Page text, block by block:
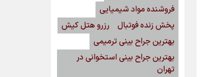
فروشنده مواد شیمیایی
پخش زنده فوتبال
رزرو هتل کیش
بهترین جراح بینی ترمیمی
بهترین جراح بینی استخوانی در
تهران